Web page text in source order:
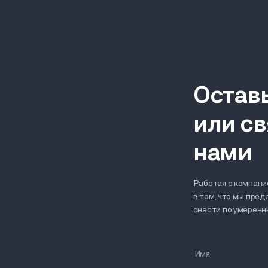
или
нами
Работая с
в том, что мы
снасти по